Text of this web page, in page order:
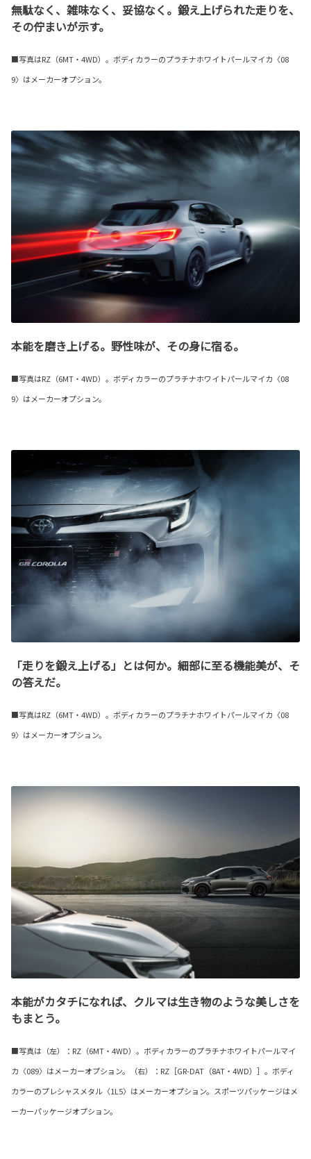
無駄なく、雑味なく、妥協なく。鍛え上げられた走りを、
その佇まいが示す。
■写真はRZ（6MT・4WD）。ボディカラーのプラチナホワイトパールマイカ〈08
9〉はメーカーオプション。
本能を磨き上げる。野性味が、その身に宿る。
■写真はRZ（6MT・4WD）。ボディカラーのプラチナホワイトパールマイカ〈08
9〉はメーカーオプション。
「走りを鍛え上げる」とは何か。細部に至る機能美が、そ
の答えだ。
■写真はRZ（6MT・4WD）。ボディカラーのプラチナホワイトパールマイカ〈08
9〉はメーカーオプション。
本能がカタチになれば、クルマは生き物のような美しさを
もまとう。
■写真は（左）：RZ（6MT・4WD）。ボディカラーのプラチナホワイトパールマイ
カ〈089〉はメーカーオプション。（右）：RZ［GR-DAT（8AT・4WD）］。ボディ
カラーのプレシャスメタル〈1L5〉はメーカーオプション。スポーツパッケージはメ
ーカーパッケージオプション。